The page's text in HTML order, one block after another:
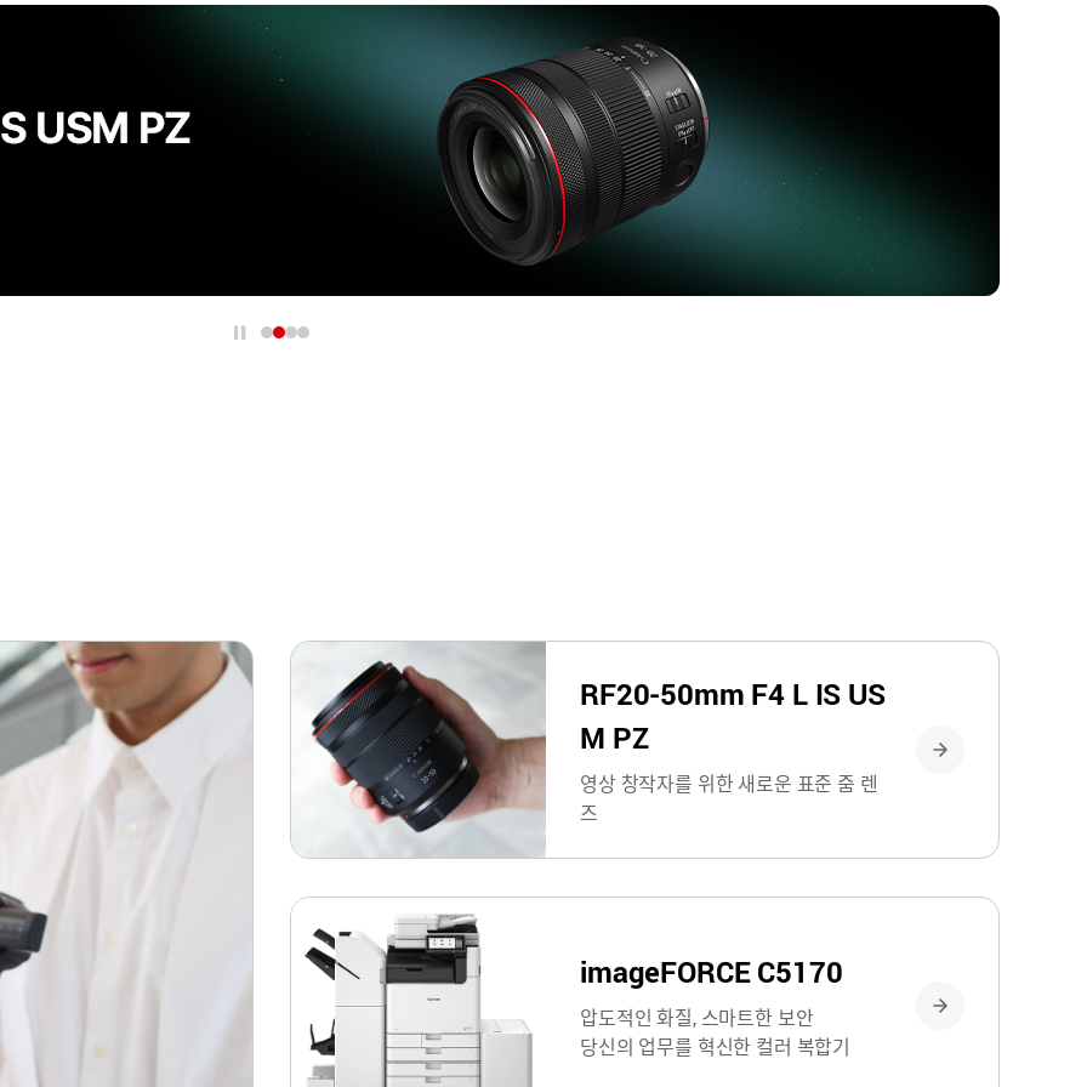
RF20-50mm F4 L IS US
M PZ
영상 창작자를 위한 새로운 표준 줌 렌
즈
imageFORCE C5170
압도적인 화질, 스마트한 보안
당신의 업무를 혁신한 컬러 복합기